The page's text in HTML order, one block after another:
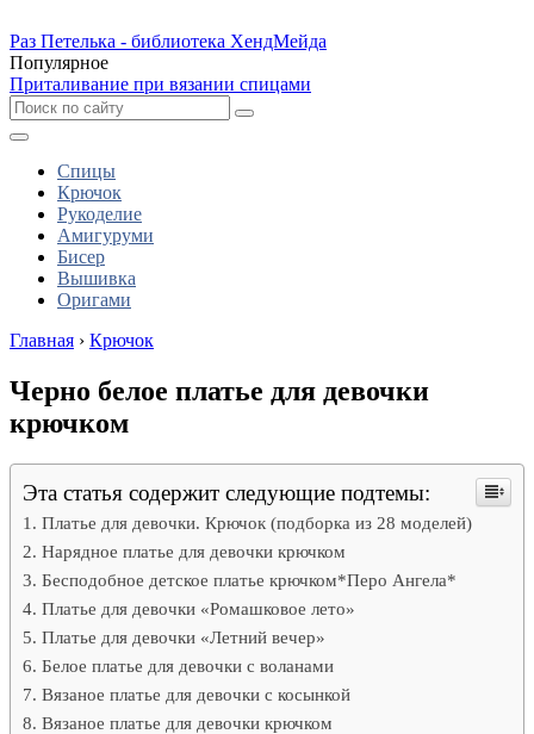
Раз Петелька - библиотека ХендМейда
Популярное
Приталивание при вязании спицами
Спицы
Крючок
Рукоделие
Амигуруми
Бисер
Вышивка
Оригами
Главная › Крючок
Черно белое платье для девочки
крючком
Эта статья содержит следующие подтемы:
Платье для девочки. Крючок (подборка из 28 моделей)
Нарядное платье для девочки крючком
Бесподобное детское платье крючком*Перо Ангела*
Платье для девочки «Ромашковое лето»
Платье для девочки «Летний вечер»
Белое платье для девочки с воланами
Вязаное платье для девочки с косынкой
Вязаное платье для девочки крючком